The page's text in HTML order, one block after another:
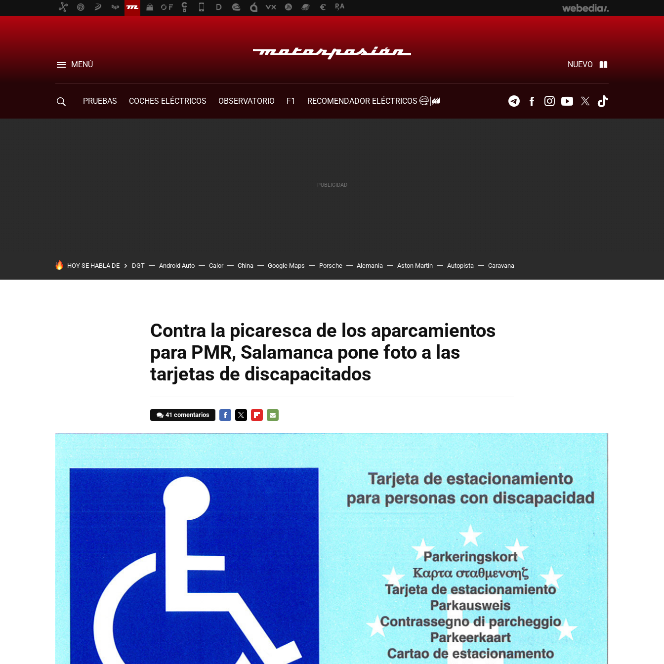
MENÚ NUEVO
PRUEBAS COCHES ELÉCTRICOS OBSERVATORIO F1
RECOMENDADOR ELÉCTRICOS
TelegramFacebookInstagramYoutubeTwitter
HOY SE HABLA DE DGT Android Auto Calor China Google Maps Porsche Alemania Aston Martin Autopista Caravana
Contra la picaresca de los aparcamientos
para PMR, Salamanca pone foto a las
tarjetas de discapacitados
41 comentarios
MAIL